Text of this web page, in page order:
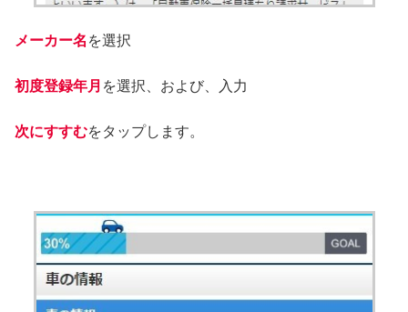
メーカー名 を選択
初度登録年月 を選択、および、入力
次にすすむをタップします。